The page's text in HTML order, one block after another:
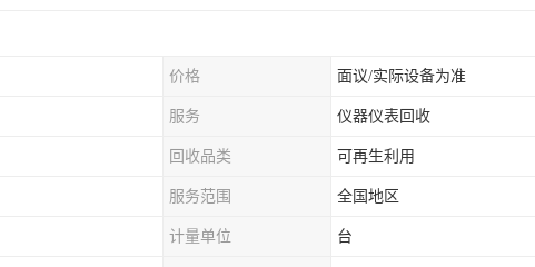
价格 面议/实际设备为准
服务 仪器仪表回收
回收品类 可再生利用
服务范围 全国地区
计量单位 台